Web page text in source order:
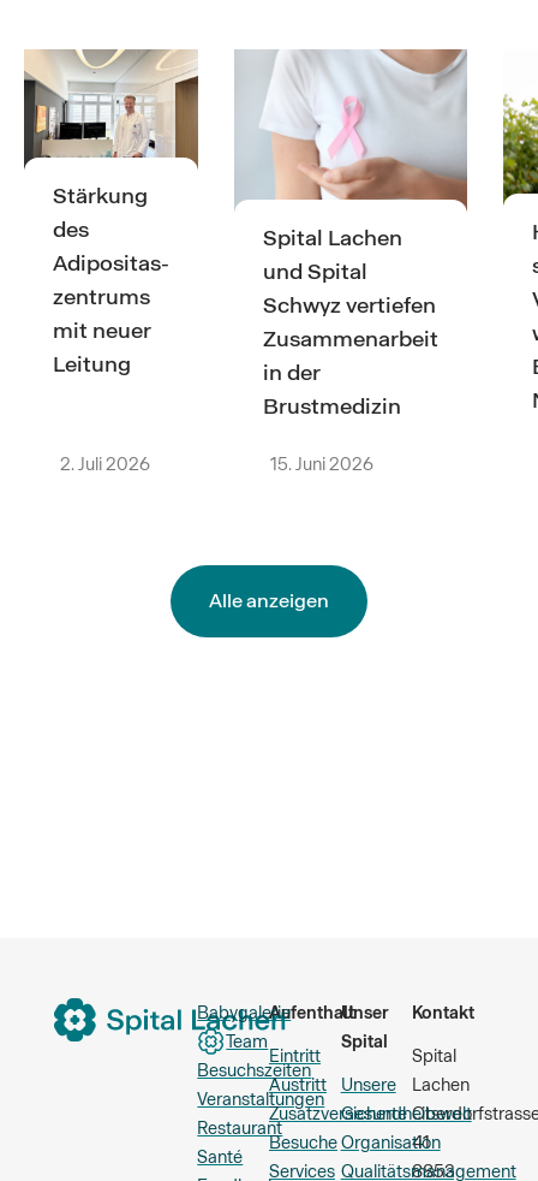
Stärkung
des
Adipositas­
zentrums
mit neuer
Leitung
2. Juli 2026
Spital Lachen
und Spital
Schwyz vertiefen
Zusammenarbeit
in der
Brustmedizin
15. Juni 2026
Alle anzeigen
Babygalerie
Team
Besuchszeiten
Veranstaltungen
Restaurant
Santé
Aufenthalt
Eintritt
Austritt
Zusatzversicherte
Besuche
Services
Unser
Spital
Unsere
Gesundheitswelt
Organisation
Qualitätsmanagement
Kontakt
Spital
Lachen
41
8853